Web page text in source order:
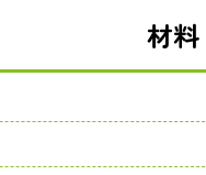
材料